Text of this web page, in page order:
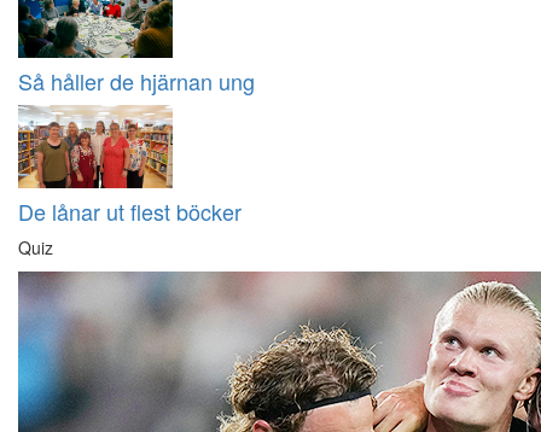
Så håller de hjärnan ung
De lånar ut flest böcker
Quiz